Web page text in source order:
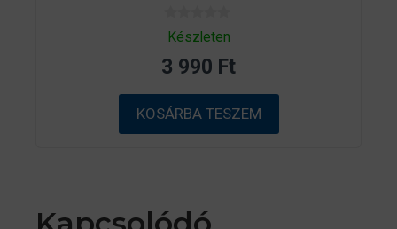
0
a
5
b
ő
l
Készleten
3 990 Ft
KOSÁRBA TESZEM